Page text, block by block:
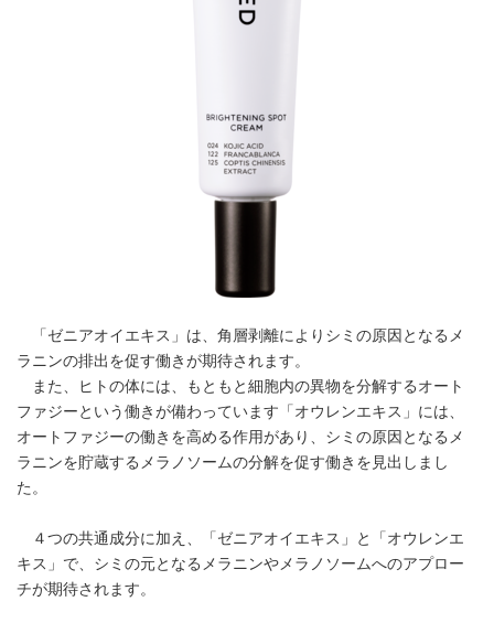
「ゼニアオイエキス」は、角層剥離によりシミの原因となるメ
ラニンの排出を促す働きが期待されます。
また、ヒトの体には、もともと細胞内の異物を分解するオート
ファジーという働きが備わっています「オウレンエキス」には、
オートファジーの働きを高める作用があり、シミの原因となるメ
ラニンを貯蔵するメラノソームの分解を促す働きを見出しまし
た。
４つの共通成分に加え、「ゼニアオイエキス」と「オウレンエ
キス」で、シミの元となるメラニンやメラノソームへのアプロー
チが期待されます。